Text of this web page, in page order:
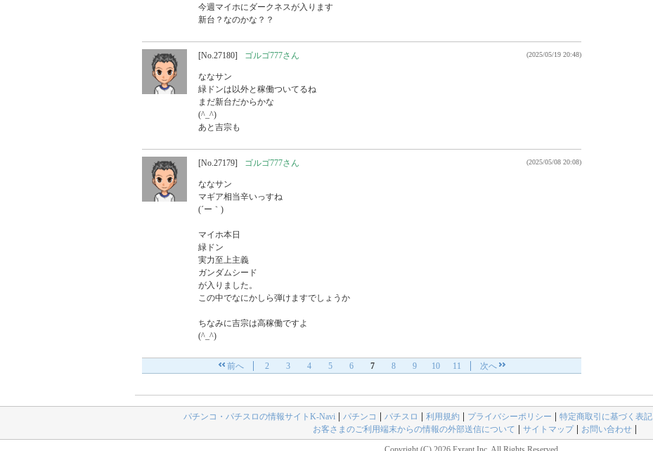
今週マイホにダークネスが入ります
[No.27180] ゴルゴ777さん
ななサン
緑ドンは以外と稼働ついてるね
まだ新台だからかな
(^_^)
あと吉宗も
(2025/05/19 20:48)
[No.27179] ゴルゴ777さん
ななサン
マギア相当辛いっすね
(´ー｀)
マイホ本日
緑ドン
実力至上主義
ガンダムシード
が入りました。
この中でなにかしら弾けますでしょうか
ちなみに吉宗は高稼働ですよ
(^_^)
(2025/05/08 20:08)
前へ 2 3 4 5 6 7 8 9 10 11 次へ
パチンコ・パチスロの情報サイトK-Navi パチンコ パチスロ 利用規約 プライバシーポリシー 特定商取引に基づく表記
お客さまのご利用端末からの情報の外部送信について
サイトマップ お問い合わせ